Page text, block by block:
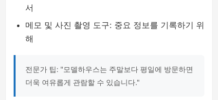
서
메모 및 사진 촬영 도구: 중요 정보를 기록하기 위
해
전문가 팁: "모델하우스는 주말보다 평일에 방문하면
더욱 여유롭게 관람할 수 있습니다."